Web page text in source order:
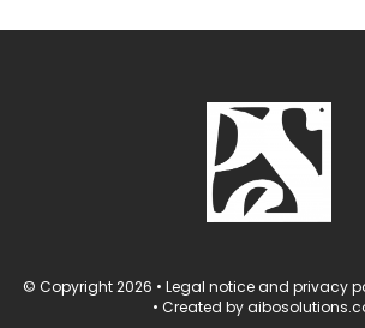
© Copyright 2026 • Legal notice and privacy
• Created by